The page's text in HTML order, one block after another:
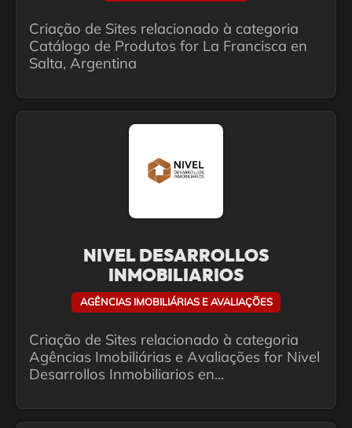
Criação de Sites relacionado à categoria
Catálogo de Produtos for La Francisca en
Salta, Argentina
NIVEL DESARROLLOS
INMOBILIARIOS
AGÊNCIAS IMOBILIÁRIAS E AVALIAÇÕES
Criação de Sites relacionado à categoria
Agências Imobiliárias e Avaliações for Nivel
Desarrollos Inmobiliarios en...